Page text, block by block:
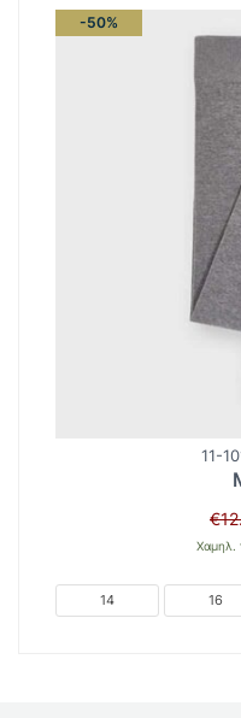
-50%
11-
€
Χαμηλ.
14 16